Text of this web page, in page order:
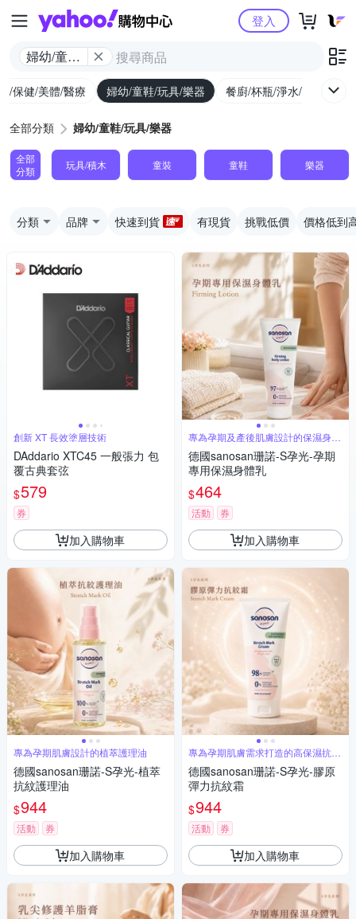
Yahoo購物中心
婦幼/童鞋/
登入
/保健/美體/醫療 婦幼/童鞋/玩具/樂器 餐廚/杯瓶/淨水/寵物
全部分類 婦幼/童鞋/玩具/樂器
全部
分類
玩具/積木 童裝 童鞋 樂器
分類 品牌 快速到貨 有現貨 挑戰低價 價格低到
創新 XT 長效塗層技術
DAddario XTC45 一般張力 包
覆古典套弦
$579
券
加入購物車
專為孕期肌膚設計的植萃護理油
德國sanosan珊諾-S孕光-植萃
抗紋護理油
$944
活動 券
加入購物車
專為孕期及產後肌膚設計的保濕身體
乳
德國sanosan珊諾-S孕光-孕期
專用保濕身體乳
$464
活動 券
加入購物車
專為孕期肌膚需求打造的高保濕抗紋
乳霜
德國sanosan珊諾-S孕光-膠原
彈力抗紋霜
$944
活動 券
加入購物車